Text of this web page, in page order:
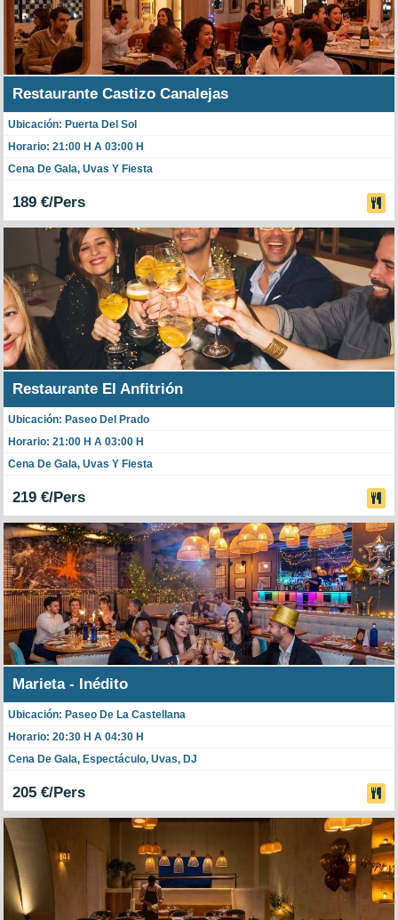
Restaurante Castizo Canalejas
Ubicación: Puerta Del Sol
Horario: 21:00 H A 03:00 H
Cena De Gala, Uvas Y Fiesta
189 €/Pers
Restaurante El Anfitrión
Ubicación: Paseo Del Prado
Horario: 21:00 H A 03:00 H
Cena De Gala, Uvas Y Fiesta
219 €/Pers
Marieta - Inédito
Ubicación: Paseo De La Castellana
Horario: 20:30 H A 04:30 H
Cena De Gala, Espectáculo, Uvas, DJ
205 €/Pers